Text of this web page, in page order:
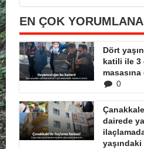
EN ÇOK
Dört
katili ile 3
0
dairede